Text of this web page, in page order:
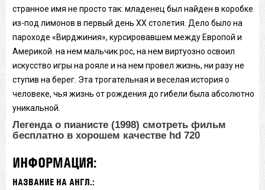
странное имя не просто так: младенец был найден в коробке
из-под лимонов в первый день ХХ столетия. Дело было на
пароходе «Вирджиния», курсировавшем между Европой и
Америкой. на нем мальчик рос, на нем виртуозно освоил
искусство игры на рояле и на нем провел жизнь, ни разу не
ступив на берег. Эта трогательная и веселая история о
человеке, чья жизнь от рождения до гибели была абсолютно
уникальной.
Легенда о пианисте (1998) смотреть фильм
бесплатно в хорошем качестве hd 720
ИНФОРМАЦИЯ:
НАЗВАНИЕ НА АНГЛ.: